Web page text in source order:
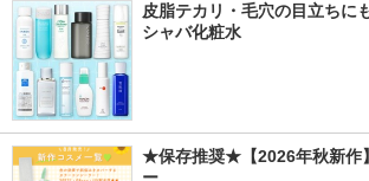
皮脂テカリ・毛穴の目立ちに
シャバ化粧水
★保存推奨★【2026年秋新作